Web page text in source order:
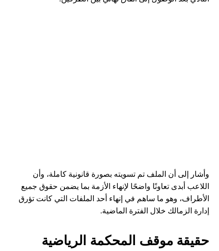
وأشار إلى أن الملف تم تسويته بصورة قانونية كاملة، وأن
اللاعب أبدى تعاونًا واضحًا لإنهاء الأزمة بما يضمن حقوق جميع
الأطراف، وهو ما ساهم في إنهاء أحد الملفات التي كانت تؤرق
إدارة الزمالك خلال الفترة الماضية.
حقيقة موقف المحكمة الرياضية